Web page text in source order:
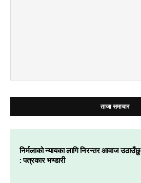
ताजा समाचार
निर्मलाको न्यायका लागि निरन्तर आवाज उठाउँछु
: पत्रकार भण्डारी